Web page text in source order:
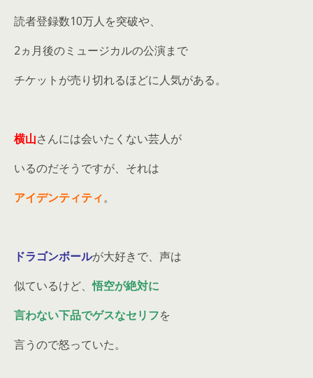
読者登録数10万人を突破や、
2ヵ月後のミュージカルの公演まで
チケットが売り切れるほどに人気がある。
横山さんには会いたくない芸人が
いるのだそうですが、それは
アイデンティティ。
ドラゴンボールが大好きで、声は
似ているけど、悟空が絶対に
言わない下品でゲスなセリフを
言うので怒っていた。